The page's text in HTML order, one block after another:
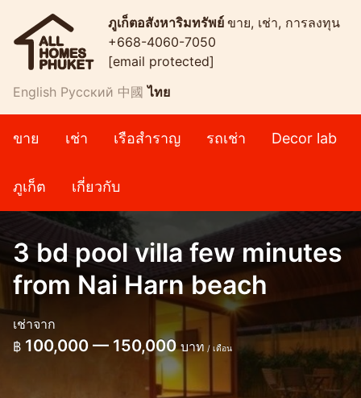
ภูเก็ตอสังหาริมทรัพย์ ขาย, เช่า, การลงทุน
+668-4060-7050
[email protected]
English Русский 中國 ไทย
ขาย เช่า เรือสำราญ รถเช่า Decor lab
ภูเก็ต เกี่ยวกับ
3 bd pool villa few minutes
from Nai Harn beach
เช่าจาก
฿ 100,000 — 150,000บาท / เดือน